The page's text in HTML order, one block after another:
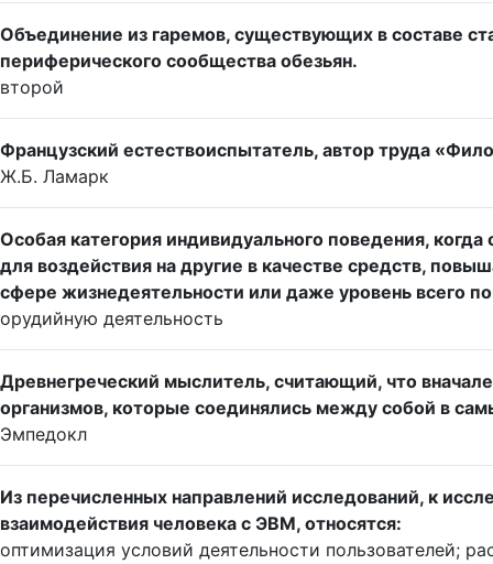
Объединение из гаремов, существующих в составе
периферического сообщества обезьян.
второй
Французский естествоиспытатель, автор труда
Ж.Б. Ламарк
Особая категория индивидуального поведения,
для воздействия на другие в качестве средств,
сфере жизнедеятельности или даже уровень всего
орудийную деятельность
Древнегреческий мыслитель, считающий, что
организмов, которые соединялись между собой в
Эмпедокл
Из перечисленных направлений исследований, к
взаимодействия человека с ЭВМ, относятся:
оптимизация условий деятельности пользователей;